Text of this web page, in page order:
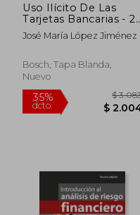
Uso Ilícito De Las
Tarjetas Bancarias - 2ª
Edición (Biblioteca
Básica de Práctica
José María López Jiménez
Bosch, Tapa Blanda,
Nuevo